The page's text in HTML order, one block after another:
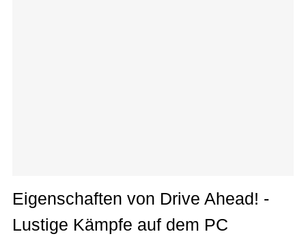
Eigenschaften von Drive Ahead! -
Lustige Kämpfe auf dem PC